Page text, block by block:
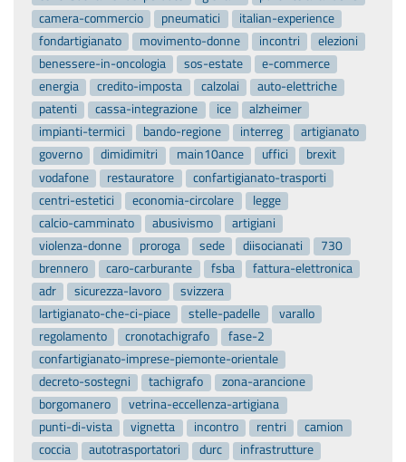
camera-commercio
pneumatici
italian-experience
fondartigianato
movimento-donne incontri
elezioni
benessere-in-oncologia
sos-estate
e-commerce
energia
credito-imposta calzolai
auto-elettriche
patenti
cassa-integrazione ice
alzheimer
impianti-termici
bando-regione interreg
artigianato
governo
dimidimitri main10ance uffici
brexit
vodafone
restauratore
confartigianato-trasporti
centri-estetici
economia-circolare
legge
calcio-camminato
abusivismo
artigiani
violenza-donne
proroga sede diisocianati
730
brennero
caro-carburante fsba
fattura-elettronica
adr
sicurezza-lavoro
svizzera
lartigianato-che-ci-piace
stelle-padelle
varallo
regolamento
cronotachigrafo
fase-2
confartigianato-imprese-piemonte-orientale
decreto-sostegni
tachigrafo
zona-arancione
borgomanero
vetrina-eccellenza-artigiana
punti-di-vista
vignetta incontro rentri
camion
coccia
autotrasportatori durc
infrastrutture